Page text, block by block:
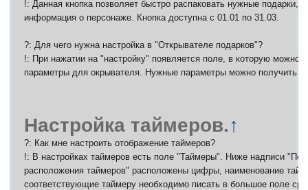
!: Данная кнопка позволяет быстро распаковать нужные подарки,
информация о персонаже. Кнопка доступна с 01.01 по 31.03.
?: Для чего нужна настройка в "Открывателе подарков"?
!: При нажатии на "настройку" появляется поле, в которую можно
параметры для окрывателя. Нужные параметры можно получить
Настройка таймеров.↑
?: Как мне настроить отображение таймеров?
!: В настройках таймеров есть поле "Таймеры". Ниже надписи
расположения таймеров" расположены цифры, наименование
соответствующие таймеру необходимо писать в большое поле